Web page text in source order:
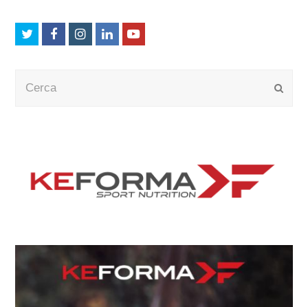
TwitterFacebookInstagram
LinkedInYoutube